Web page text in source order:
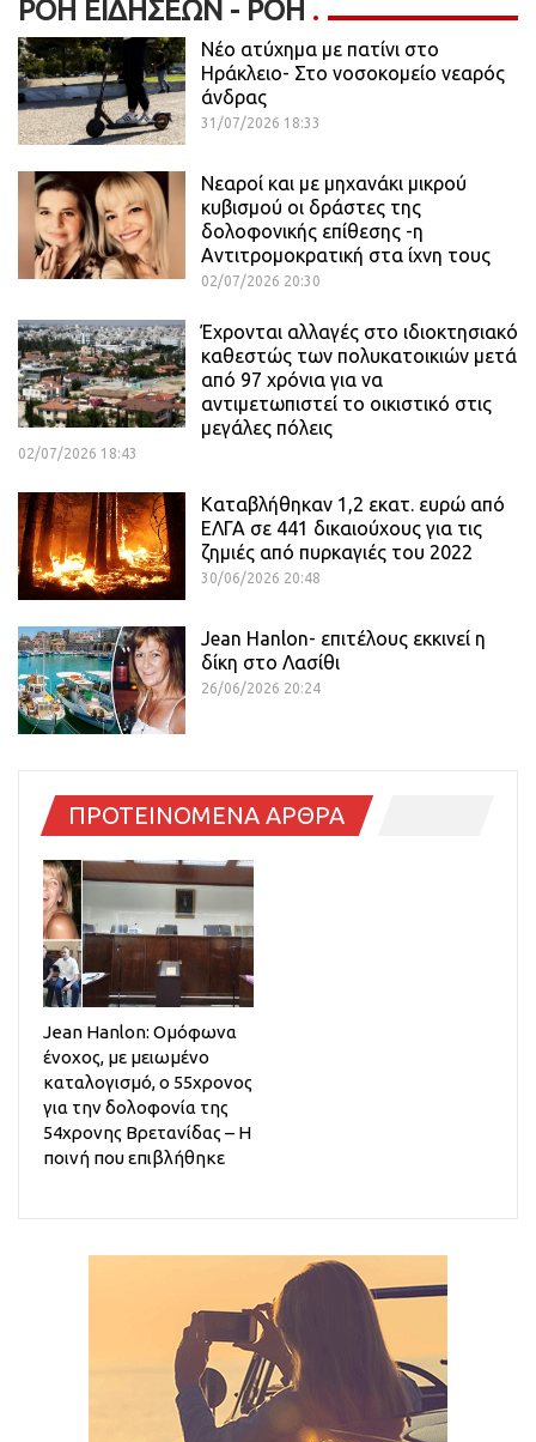
ΡΟΉ ΕΙΔΉΣΕΩΝ - ΡΟΗ
Νέο ατύχημα με πατίνι στο
Ηράκλειο- Στο νοσοκομείο νεαρός
άνδρας
31/07/2026 18:33
Νεαροί και με μηχανάκι μικρού
κυβισμού οι δράστες της
δολοφονικής επίθεσης -η
Αντιτρομοκρατική στα ίχνη τους
02/07/2026 20:30
Έχρονται αλλαγές στο ιδιοκτησιακό
καθεστώς των πολυκατοικιών μετά
από 97 χρόνια για να
αντιμετωπιστεί το οικιστικό στις
μεγάλες πόλεις
02/07/2026 18:43
Καταβλήθηκαν 1,2 εκατ. ευρώ από
ΕΛΓΑ σε 441 δικαιούχους για τις
ζημιές από πυρκαγιές του 2022
30/06/2026 20:48
Jean Hanlon- επιτέλους εκκινεί η
δίκη στο Λασίθι
26/06/2026 20:24
ΠΡΟΤΕΙΝΟΜΕΝΑ ΑΡΘΡΑ
Jean Hanlon: Ομόφωνα
ένοχος, με μειωμένο
καταλογισμό, ο 55χρονος
για την δολοφονία της
54χρονης Βρετανίδας – Η
ποινή που επιβλήθηκε